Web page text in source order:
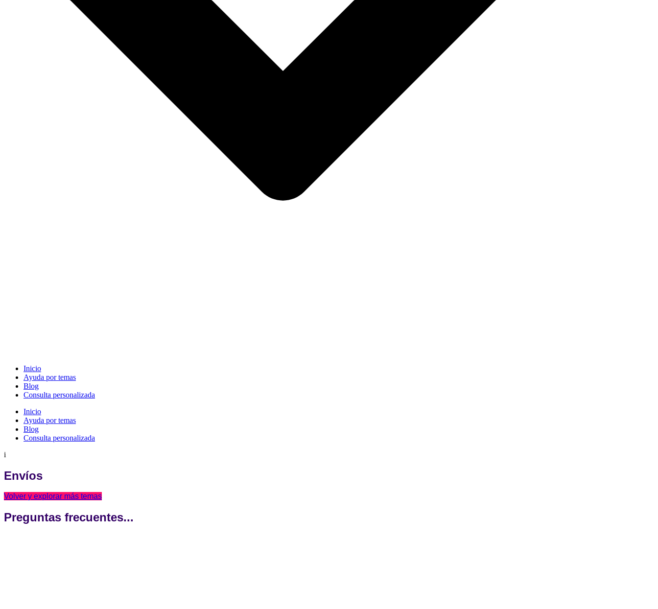
Inicio
Ayuda por temas
Blog
Consulta personalizada
Inicio
Ayuda por temas
Blog
Consulta personalizada
Envíos
Volver y explorar más temas
Preguntas frecuentes...